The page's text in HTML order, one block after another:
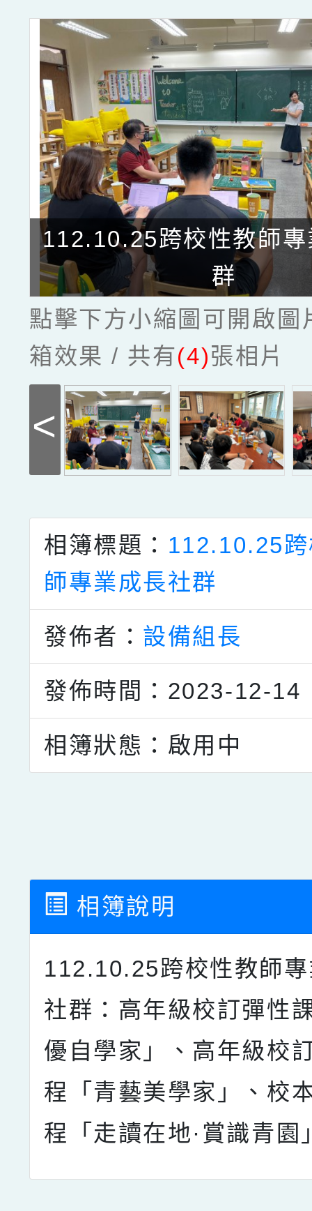
112.10.25跨校性教師
群
點擊下方小縮圖可開啟圖
箱效果 / 共有(4)張相片
<
相簿標題： 112.10.25
師專業成長社群
發佈者： 設備組長
發佈時間：2023-12-14
相簿狀態：啟用中
相簿說明
112.10.25跨校性教師
社群：高年級校訂彈性
優自學家」、高年級校
程「青藝美學家」、校
程「走讀在地·賞識青園